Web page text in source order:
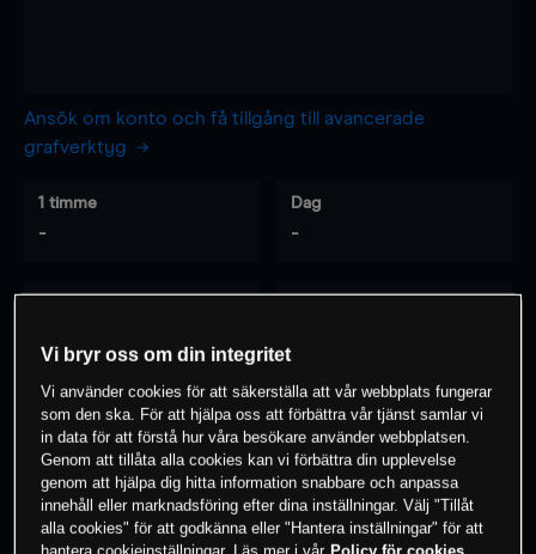
Ansök om konto och få tillgång till avancerade
grafverktyg
1 timme
-
Dag
-
0% av kunderna har en position i detta
instrument
Börja handla
Vi bryr oss om din integritet
Vi använder cookies för att säkerställa att vår webbplats fungerar
som den ska. För att hjälpa oss att förbättra vår tjänst samlar vi
in data för att förstå hur våra besökare använder webbplatsen.
Genom att tillåta alla cookies kan vi förbättra din upplevelse
genom att hjälpa dig hitta information snabbare och anpassa
innehåll eller marknadsföring efter dina inställningar. Välj "Tillåt
alla cookies" för att godkänna eller "Hantera inställningar" för att